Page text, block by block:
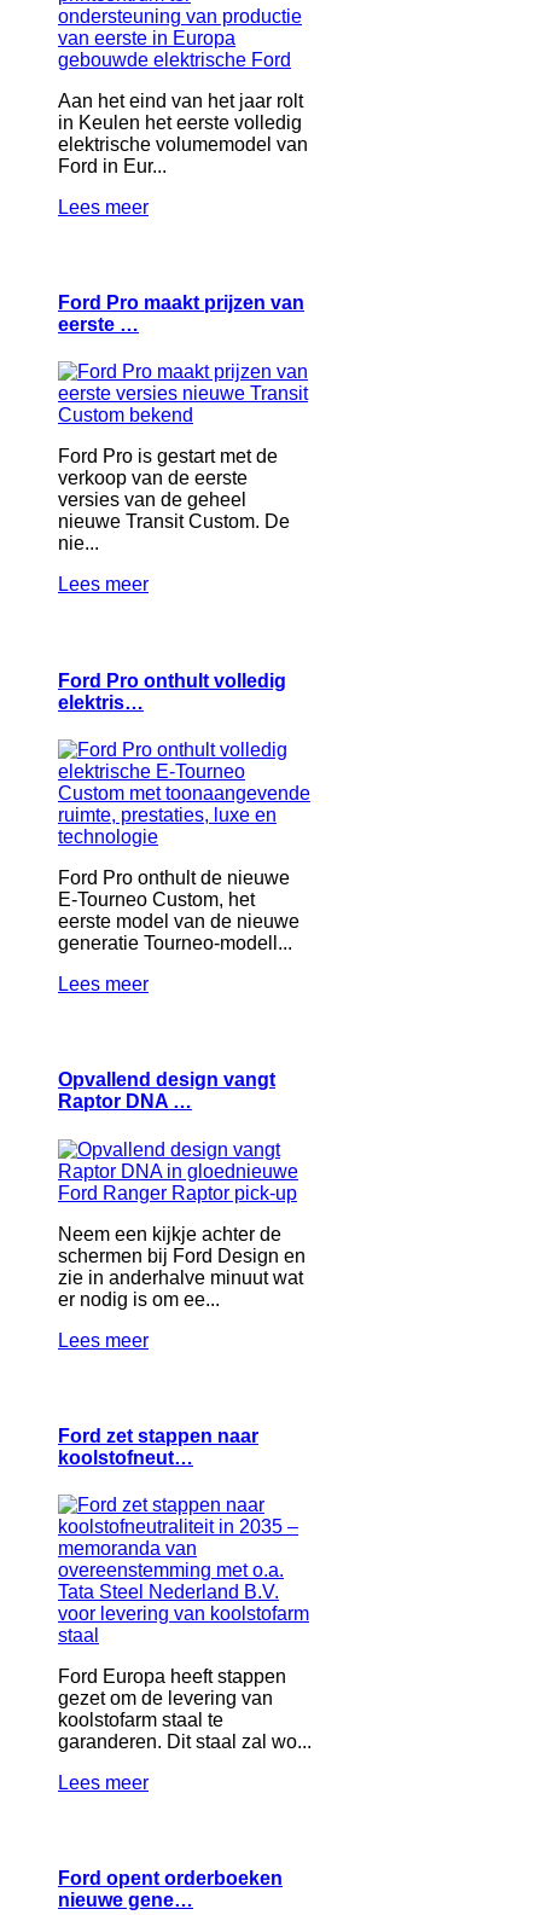
Aan het eind van het jaar rolt
in Keulen het eerste volledig
elektrische volumemodel van
Ford in Eur...
Lees meer
Ford Pro maakt prijzen van
eerste …
Ford Pro is gestart met de
verkoop van de eerste
versies van de geheel
nieuwe Transit Custom. De
nie...
Lees meer
Ford Pro onthult volledig
elektris…
Ford Pro onthult de nieuwe
E-Tourneo Custom, het
eerste model van de nieuwe
generatie Tourneo-modell...
Lees meer
Opvallend design vangt
Raptor DNA …
Neem een kijkje achter de
schermen bij Ford Design en
zie in anderhalve minuut wat
er nodig is om ee...
Lees meer
Ford zet stappen naar
koolstofneut…
Ford Europa heeft stappen
gezet om de levering van
koolstofarm staal te
garanderen. Dit staal zal wo...
Lees meer
Ford opent orderboeken
nieuwe gene…